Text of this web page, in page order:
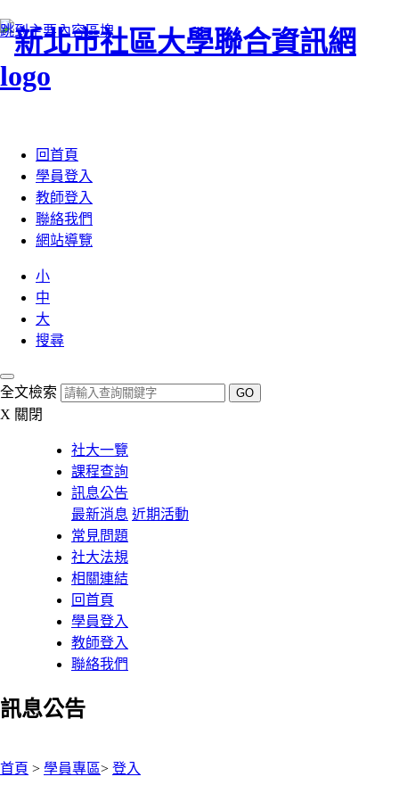
跳到主要內容區塊
回首頁
學員登入
教師登入
聯絡我們
網站導覽
小
中
大
搜尋
全文檢索 GO
X 關閉
社大一覽
課程查詢
訊息公告
最新消息 近期活動
常見問題
社大法規
相關連結
回首頁
學員登入
教師登入
聯絡我們
訊息公告
首頁 > 學員專區> 登入